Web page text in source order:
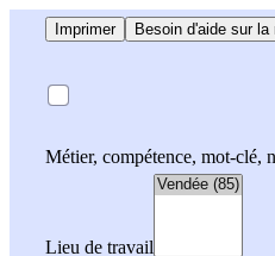
Imprimer Besoin d'aide sur
Métier, compétence, mot-clé,
Lieu de travail